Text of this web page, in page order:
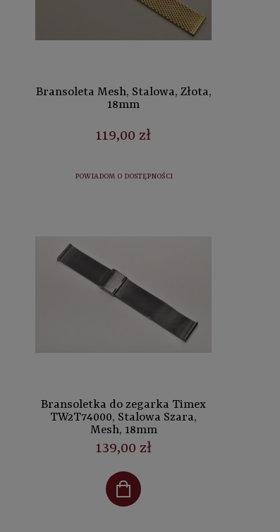
Bransoleta Mesh, Stalowa, Złota,
18mm
119,00 zł
POWIADOM O DOSTĘPNOŚCI
Bransoletka do zegarka Timex
TW2T74000, Stalowa Szara,
Mesh, 18mm
139,00 zł